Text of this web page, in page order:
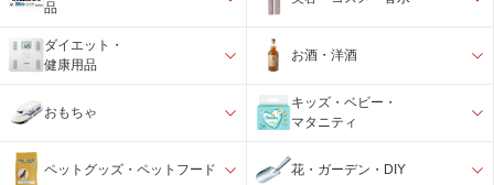
品
ダイエット・
健康用品
お酒・洋酒
おもちゃ
キッズ・ベビー・
マタニティ
ペットグッズ・ペットフード 花・ガーデン・DIY